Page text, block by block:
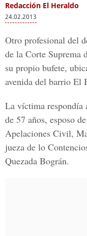
Redacción El Heraldo
24.02.2013
Otro profesional del
de la Corte Suprema
su propio bufete,
avenida del barrio El
La víctima respondía
de 57 años, esposo
Apelaciones Civil,
jueza de lo
Quezada Bográn.